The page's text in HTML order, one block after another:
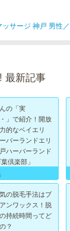
ッサージ 神戸 男性／
最新記事
の「実
」で紹介！開放
的なベイエリ
バーランドエリ
ハーバーランド
倶楽部」
の脱毛手法はブ
ンワックス！脱
持続時間ってど
？